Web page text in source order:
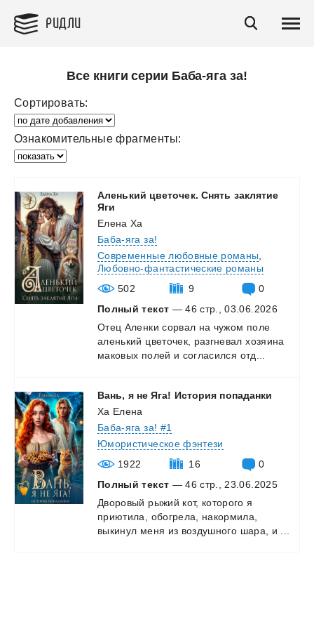
РИДЛИ
Все книги серии Баба-яга за!
Сортировать:
Ознакомительные фрагменты:
Аленький цветочек. Снять заклятие
Яги
Елена Ха
Баба-яга за!
Современные любовные романы
Любовно-фантастические романы
502
9
0
Полный текст — 46 стр., 03.06.2026
Отец Аленки сорвал на чужом поле
аленький цветочек, разгневал хозяина
маковых полей и согласился отд...
Вань, я не Яга! История попаданки
Ха Елена
Баба-яга за! #1
Юмористическое фэнтези
1922
16
0
Полный текст — 46 стр., 23.06.2025
Дворовый рыжий кот, которого я
приютила,
обогрела,
накормила,
выкинул меня из воздушного шара, и